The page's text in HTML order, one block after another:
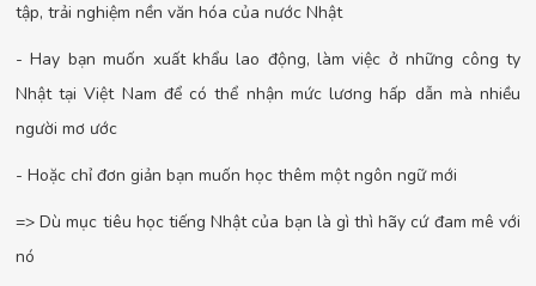
tập, trải nghiệm nền văn hóa của nước Nhật
- Hay bạn muốn xuất khẩu lao động, làm việc ở những công ty
Nhật tại Việt Nam để có thể nhận mức lương hấp dẫn mà nhiều
người mơ ước
- Hoặc chỉ đơn giản bạn muốn học thêm một ngôn ngữ mới
=> Dù mục tiêu học tiếng Nhật của bạn là gì thì hãy cứ đam mê với
nó